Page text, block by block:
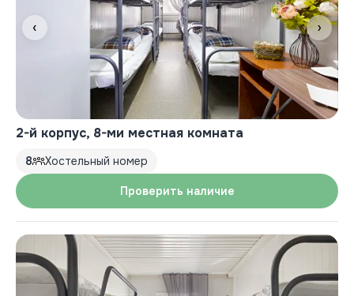
‹ ›
2-й корпус, 8-ми местная комната
8 Хостельный номер
Проверить наличие